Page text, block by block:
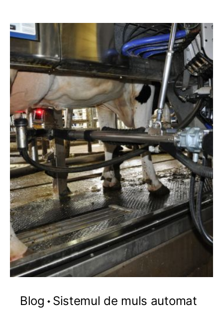
Blog
Sistemul de muls automat